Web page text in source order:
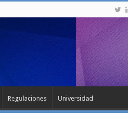
Regulaciones Universidad